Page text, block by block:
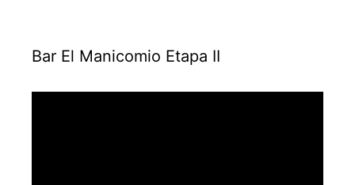
Bar El Manicomio Etapa II